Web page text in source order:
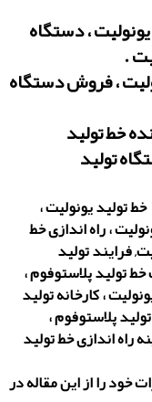
، دستگاه
.
، فروش دستگاه
خط تولید
تولید
تولید یونولیت ،
، راه اندازی خط
فرایند تولید
تولید پلاستوفوم ،
، کارخانه تولید
پلاستوفوم ،
راه اندازی خط تولید
خود را از این مقاله در